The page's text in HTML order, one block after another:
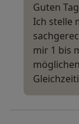
Guten Tag
Ich stelle
mir 1 bis